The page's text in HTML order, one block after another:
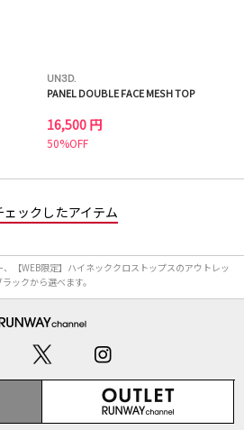
UN3D.
PANEL DOUBLE FACE MESH TOP
16,500 円
50%OFF
ェックしたアイテム
、【WEB限定】ハイネッククロストップスのアウトレッ
ックから選べます。